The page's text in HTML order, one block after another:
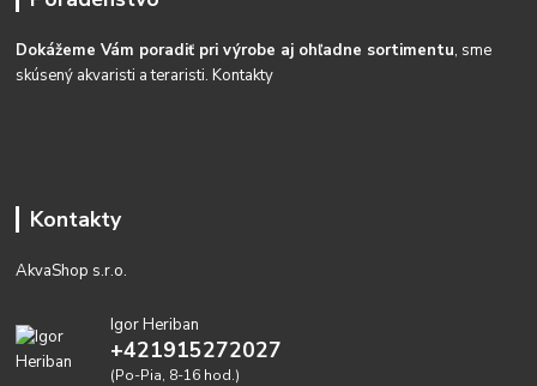
Dokážeme Vám poradiť pri výrobe aj ohľadne sortimentu, sme
skúsený akvaristi a teraristi.Kontakty
Kontakty
AkvaShop s.r.o.
Igor Heriban
+421915272027
(Po-Pia, 8-16 hod.)